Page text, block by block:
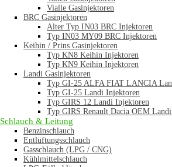
Vialle Gasinjektoren
BRC Gasinjektoren
Alter Typ IN03 BRC Injektoren
Typ IN03 MY09 BRC Injektoren
Keihin / Prins Gasinjektoren
Typ KN8 Keihin Injektoren
Typ KN9 Keihin Injektoren
Landi Gasinjektoren
Typ GI-25 ALFA FIAT LANCIA
Typ GI-25 Landi Injektoren
Typ GIRS 12 Landi Injektoren
Typ GIRS Renault Dacia OEM
Schlauch & Leitung
Benzinschlauch
Entlüftungsschlauch
Gasschlauch (LPG / CNG)
Kühlmittelschlauch